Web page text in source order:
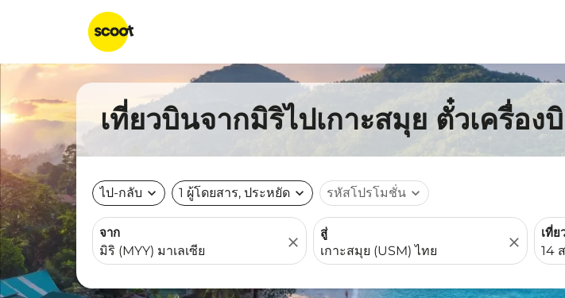
เที่ยวบินจากมิริไปเกาะสมุย ตั๋วเครื่อ
ไป-กลับ expand_more 1 ผู้โดยสาร, ประหยัด expand_more รหัสโปรโมชั่น expand_more
จาก
close
สู่
close
เที่
fc-
14